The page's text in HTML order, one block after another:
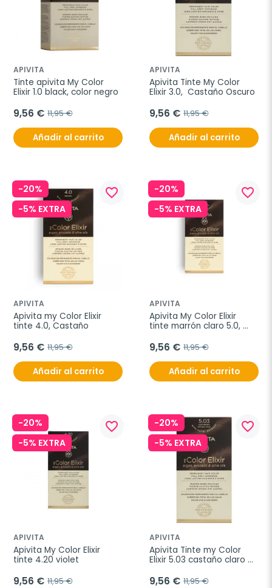
APIVITA
Tinte apivita My Color
Elixir 1.0 black, color negro
9,56 € 11,95 €
Añadir al carrito
APIVITA
Apivita Tinte My Color
Elixir 3.0,  Castaño Oscuro
9,56 € 11,95 €
Añadir al carrito
-20%
-5% EXTRA
favorite_border
APIVITA
Apivita my Color Elixir
tinte 4.0, Castaño
9,56 € 11,95 €
Añadir al carrito
-20%
-5% EXTRA
favorite_border
APIVITA
Apivita My Color Elixir
tinte marrón claro 5.0,
9,56 € 11,95 €
Añadir al carrito
-20%
-5% EXTRA
favorite_border
APIVITA
Apivita My Color Elixir
tinte 4.20 violet
9,56 € 11,95 €
-20%
-5% EXTRA
favorite_border
APIVITA
Apivita Tinte my Color
Elixir 5.03 castaño claro
9,56 € 11,95 €